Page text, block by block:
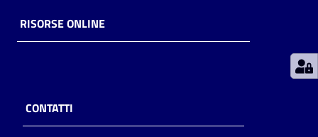
Decentrate
lettura
RISORSE ONLINE
CONTATTI